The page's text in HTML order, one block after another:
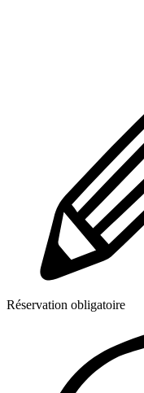
Réservation obligatoire